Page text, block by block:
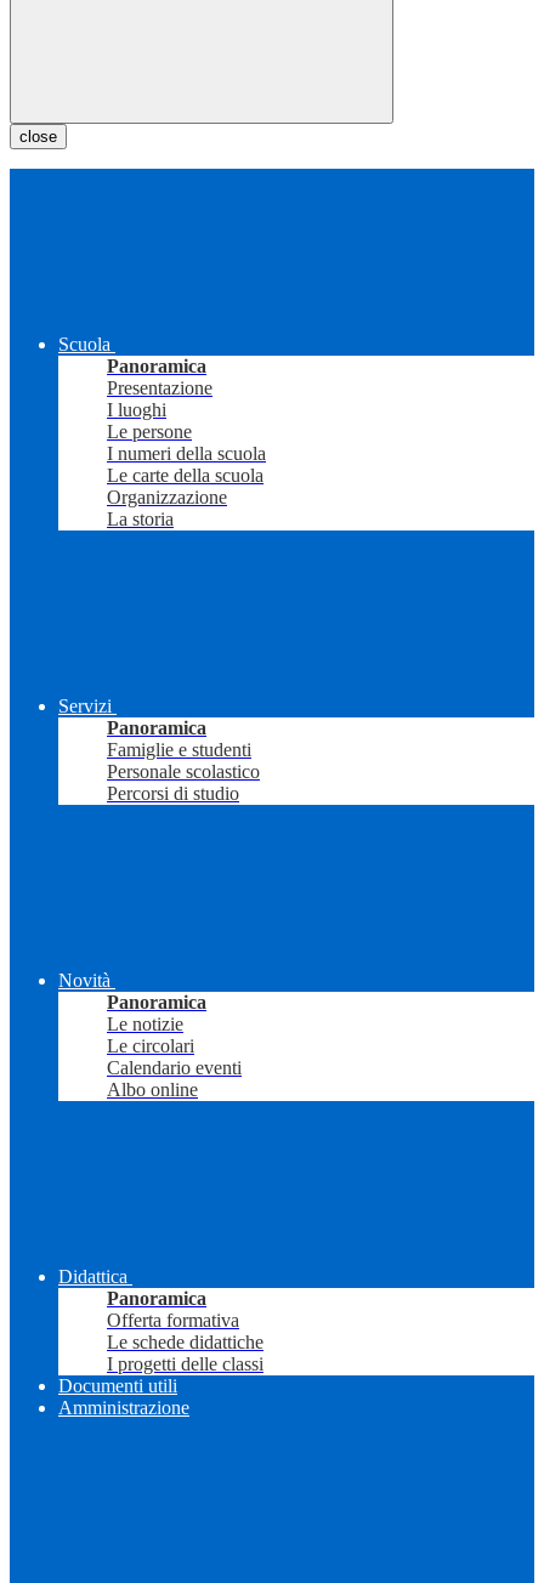
close
Scuola
Panoramica
Presentazione
I luoghi
Le persone
I numeri della scuola
Le carte della scuola
Organizzazione
La storia
Servizi
Panoramica
Famiglie e studenti
Personale scolastico
Percorsi di studio
Novità
Panoramica
Le notizie
Le circolari
Calendario eventi
Albo online
Didattica
Panoramica
Offerta formativa
Le schede didattiche
I progetti delle classi
Documenti utili
Amministrazione